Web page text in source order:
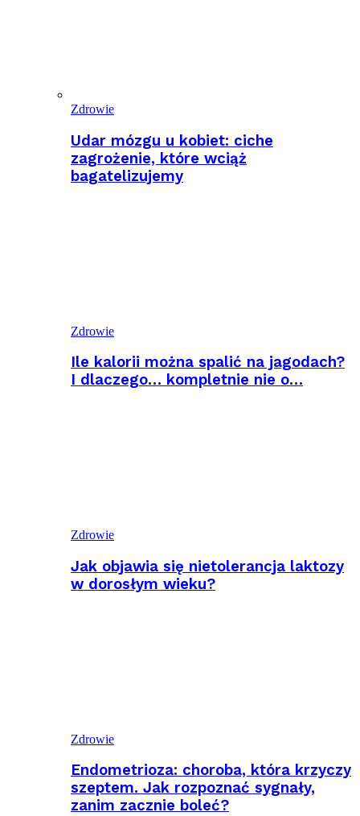
Zdrowie
Udar mózgu u kobiet: ciche
zagrożenie, które wciąż
bagatelizujemy
Zdrowie
Ile kalorii można spalić na jagodach?
I dlaczego… kompletnie nie o…
Zdrowie
Jak objawia się nietolerancja laktozy
w dorosłym wieku?
Zdrowie
Endometrioza: choroba, która krzyczy
szeptem. Jak rozpoznać sygnały,
zanim zacznie boleć?